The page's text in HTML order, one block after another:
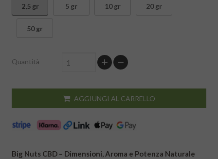
2,5 gr
5 gr 10 gr 20 gr
50 gr
Quantità
AGGIUNGI AL CARRELLO
Big Nuts CBD – Dimensioni, Aroma e Potenza Naturale